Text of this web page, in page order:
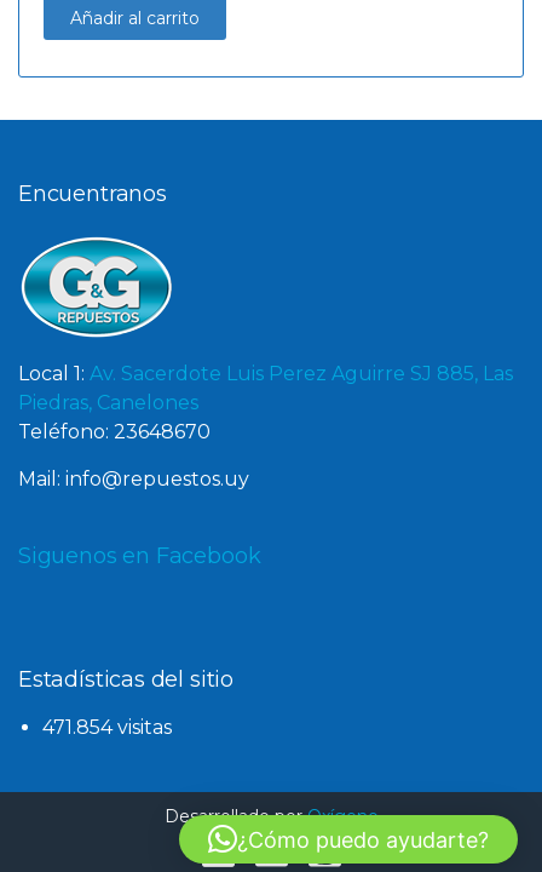
Añadir al carrito
Encuentranos
Local 1: Av. Sacerdote Luis Perez Aguirre SJ 885, Las
Piedras, Canelones
Teléfono: 23648670
Mail: info@repuestos.uy
Siguenos en Facebook
Estadísticas del sitio
471.854 visitas
Desarrollado porOxígeno
¿Cómo puedo ayudarte?